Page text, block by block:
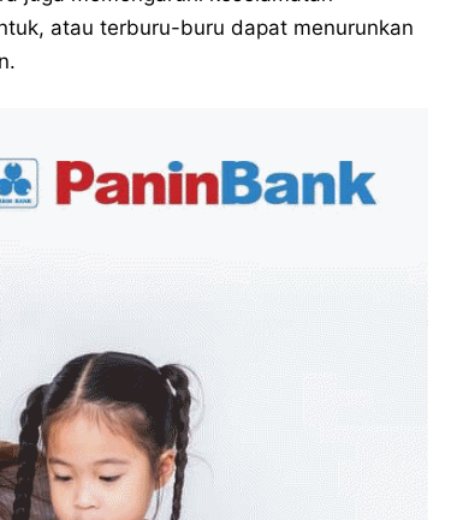
atau terburu-buru dapat menurunkan